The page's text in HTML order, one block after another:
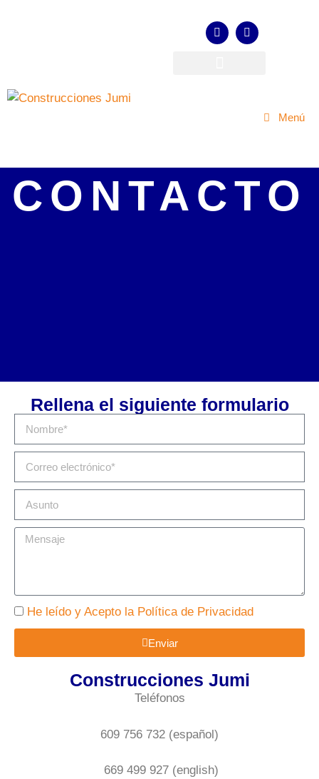
Menú
CONTACTO
Rellena el siguiente formulario
He leído y Acepto la Política de Privacidad
Enviar
Construcciones Jumi
Teléfonos
609 756 732 (español)
669 499 927 (english)